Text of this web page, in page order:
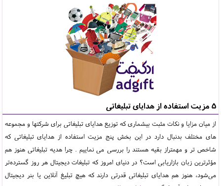
5 مزیت استفاده از هدایای تبلیغاتی
از میان مزایا و نکات مثبت بیشماری که توزیع هدایای تبلیغاتی برای شرکتها و مجموعه
های مختلف بدنبال دارد در این بخش پنج مزیت استفاده از هدایای تبلیغاتی که
شاخص تر و مهمتراز بقیه هستند را بررسی می نماییم . چرا هدیه تبلیغاتی هنوز هم
مؤثرترین زبان بازاریابی است؟ در دنیای امروز که تبلیغات دیجیتال هر روز گسترده‌تر
می‌شود، هنوز هم هدایای تبلیغاتی قدرتی دارند که هیچ تبلیغ آنلاین یا بنر دیجیتال